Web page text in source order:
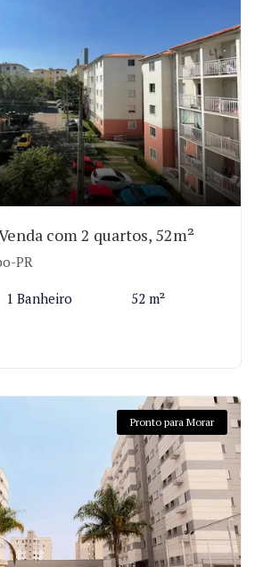
com 2 quartos, 52m²
PR
1 Banheiro 52 m²
Pronto para Morar